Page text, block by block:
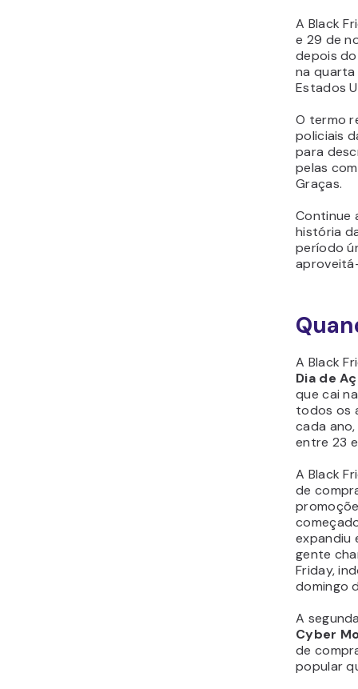
A Black
e 29 de
depois
na
Estados
O termo
policiais
para
pelas
Graças.
Continue
história
período
A Black
Dia de
que cai
todos os
cada
entre 23
A Black
de
expandiu
gente
Friday,
domingo
A
Cyber
de
popular